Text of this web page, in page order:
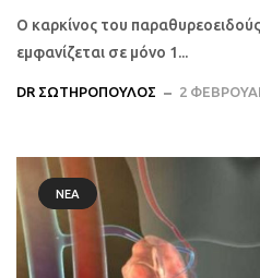
Ο καρκίνος του παραθυρεοειδούς
εμφανίζεται σε μόνο 1...
DR ΣΩΤΗΡΌΠΟΥΛΟΣ 2
ΝΈΑ